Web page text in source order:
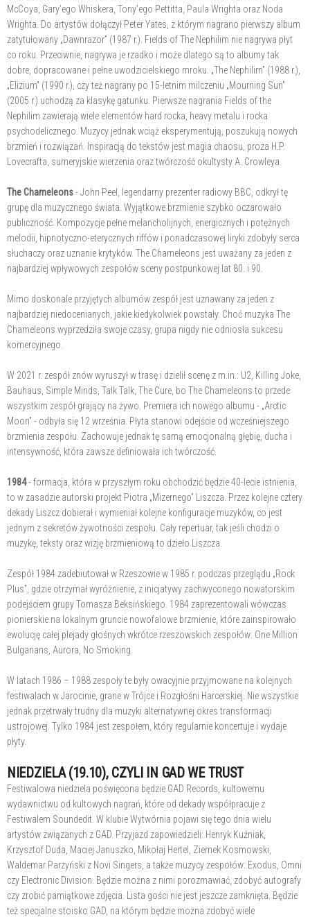
McCoya, Gary’ego Whiskera, Tony’ego Pettitta, Paula Wrighta oraz Noda
Wrighta. Do artystów dołączył Peter Yates, z którym nagrano pierwszy album
zatytułowany „Dawnrazor” (1987 r.). Fields of The Nephilim nie nagrywa płyt
co roku. Przeciwnie, nagrywa je rzadko i może dlatego są to albumy tak
dobre, dopracowane i pełne uwodzicielskiego mroku. „The Nephilim” (1988 r.),
„Elizium” (1990 r.), czy też nagrany po 15-letnim milczeniu „Mourning Sun”
(2005 r.) uchodzą za klasykę gatunku. Pierwsze nagrania Fields of the
Nephilim zawierają wiele elementów hard rocka, heavy metalu i rocka
psychodelicznego. Muzycy jednak wciąż eksperymentują, poszukują nowych
brzmień i rozwiązań. Inspiracją do tekstów jest magia chaosu, proza H.P.
Lovecrafta, sumeryjskie wierzenia oraz twórczość okultysty A. Crowleya.
The Chameleons- John Peel, legendarny prezenter radiowy BBC, odkrył tę
grupę dla muzycznego świata. Wyjątkowe brzmienie szybko oczarowało
publiczność. Kompozycje pełne melancholijnych, energicznych i potężnych
melodii, hipnotyczno-eterycznych riffów i ponadczasowej liryki zdobyły serca
słuchaczy oraz uznanie krytyków. The Chameleons jest uważany za jeden z
najbardziej wpływowych zespołów sceny postpunkowej lat 80. i 90.
Mimo doskonale przyjętych albumów zespół jest uznawany za jeden z
najbardziej niedocenianych, jakie kiedykolwiek powstały. Choć muzyka The
Chameleons wyprzedziła swoje czasy, grupa nigdy nie odniosła sukcesu
komercyjnego.
W 2021 r. zespół znów wyruszył w trasę i dzielił scenę z m.in.: U2, Killing Joke,
Bauhaus, Simple Minds, Talk Talk, The Cure, bo The Chameleons to przede
wszystkim zespół grający na żywo. Premiera ich nowego albumu - „Arctic
Moon” - odbyła się 12 września. Płyta stanowi odejście od wcześniejszego
brzmienia zespołu. Zachowuje jednak tę samą emocjonalną głębię, ducha i
intensywność, która zawsze definiowała ich twórczość.
1984- formacja, która w przyszłym roku obchodzić będzie 40-lecie istnienia,
to w zasadzie autorski projekt Piotra „Mizernego” Liszcza. Przez kolejne cztery
dekady Liszcz dobierał i wymieniał kolejne konfiguracje muzyków, co jest
jednym z sekretów żywotności zespołu. Cały repertuar, tak jeśli chodzi o
muzykę, teksty oraz wizję brzmieniową to dzieło Liszcza.
Zespół 1984 zadebiutował w Rzeszowie w 1985 r. podczas przeglądu „Rock
Plus”, gdzie otrzymał wyróżnienie, z inicjatywy zachwyconego nowatorskim
podejściem grupy Tomasza Beksińskiego. 1984 zaprezentowali wówczas
pionierskie na lokalnym gruncie nowofalowe brzmienie, które zainspirowało
ewolucję całej plejady głośnych wkrótce rzeszowskich zespołów: One Million
Bulgarians, Aurora, No Smoking.
W latach 1986 – 1988 zespoły te były owacyjnie przyjmowane na kolejnych
festiwalach w Jarocinie, grane w Trójce i Rozgłośni Harcerskiej. Nie wszystkie
jednak przetrwały trudny dla muzyki alternatywnej okres transformacji
ustrojowej. Tylko 1984 jest zespołem, który regularnie koncertuje i wydaje
płyty.
NIEDZIELA (19.10), CZYLI IN GAD WE TRUST
Festiwalowa niedziela poświęcona będzie GAD Records, kultowemu
wydawnictwu od kultowych nagrań, które od dekady współpracuje z
Festiwalem Soundedit. W klubie Wytwórnia pojawi się tego dnia wielu
artystów związanych z GAD. Przyjazd zapowiedzieli: Henryk Kuźniak,
Krzysztof Duda, Maciej Januszko, Mikołaj Hertel, Ziemek Kosmowski,
Waldemar Parzyński z Novi Singers, a także muzycy zespołów: Exodus, Omni
czy Electronic Division. Będzie można z nimi porozmawiać, zdobyć autografy
czy zrobić pamiątkowe zdjęcia. Lista gości nie jest jeszcze zamknięta. Będzie
też specjalne stoisko GAD, na którym będzie można zdobyć wiele